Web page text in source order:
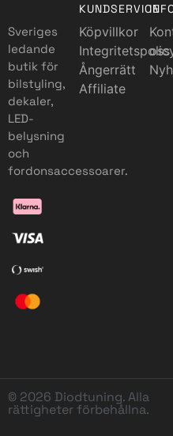
Sveriges
ledande
butik för
bilstyling,
dekaler,
LED-
belysning
och
fordonsaccessoarer.
KUNDSERVICE
Köpvillkor
Ångerrätt
Affiliate
oss
© 2026 Diodtuning. Alla
rättigheter förbehållna.